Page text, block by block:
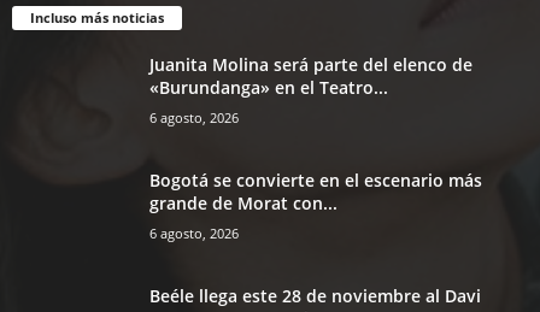
Incluso más noticias
Juanita Molina será parte del elenco de
«Burundanga» en el Teatro...
6 agosto, 2026
Bogotá se convierte en el escenario más
grande de Morat con...
6 agosto, 2026
Beéle llega este 28 de noviembre al Davi